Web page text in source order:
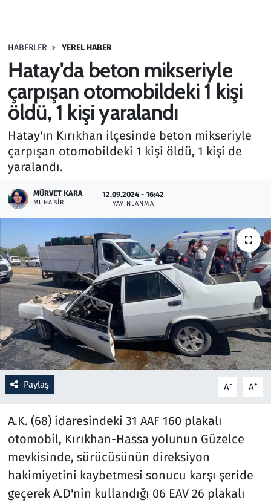
HABERLER YEREL HABER
Hatay'da beton mikseriyle
çarpışan otomobildeki 1 kişi
öldü, 1 kişi yaralandı
Hatay'ın Kırıkhan ilçesinde beton mikseriyle
çarpışan otomobildeki 1 kişi öldü, 1 kişi de
yaralandı.
MÜRVET KARA
MUHABIR
12.09.2024 - 16:42
YAYINLANMA
Paylaş A- A+
A.K. (68) idaresindeki 31 AAF 160 plakalı
otomobil, Kırıkhan-Hassa yolunun Güzelce
mevkisinde, sürücüsünün direksiyon
hakimiyetini kaybetmesi sonucu karşı şeride
geçerek A.D'nin kullandığı 06 EAV 26 plakalı
Haber
Kültür Sanat
Kurumsal Haberler
Lezzet Durağı
Memur ve Kamu
Otomobil
Oyun
Ramazan
Resmi İlanlar
Rüya Tabirleri
Sağlık
Savunma Sanayi
Seçim 2023
Spor
Teknoloji ve Bilim